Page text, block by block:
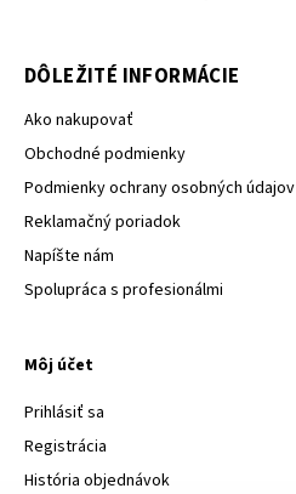
DÔLEŽITÉ INFORMÁCIE
Ako nakupovať
Obchodné podmienky
Podmienky ochrany osobných údajov
Reklamačný poriadok
Napíšte nám
Spolupráca s profesionálmi
Môj účet
Prihlásiť sa
Registrácia
História objednávok